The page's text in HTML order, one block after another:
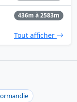
436m à 2583m
Tout afficher